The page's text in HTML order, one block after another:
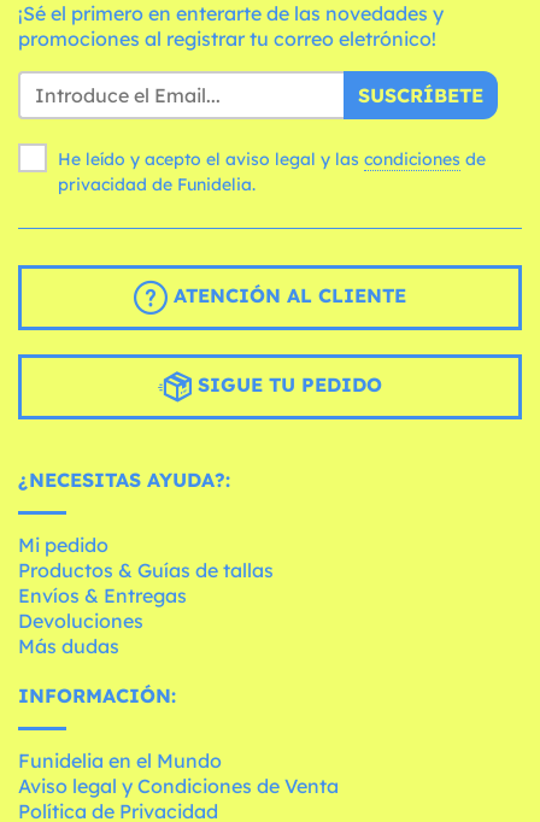
¡Sé el primero en enterarte de las novedades y
promociones al registrar tu correo eletrónico!
SUSCRÍBETE
He leído y acepto el aviso legal y las condiciones
privacidad de Funidelia.
ATENCIÓN AL CLIENTE
SIGUE TU PEDIDO
¿NECESITAS AYUDA?:
Mi pedido
Productos & Guías de tallas
Envíos & Entregas
Devoluciones
Más dudas
INFORMACIÓN:
Funidelia en el Mundo
Aviso legal y Condiciones de Venta
Política de Privacidad